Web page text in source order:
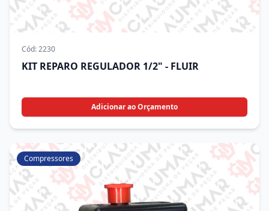
Cód:2230
KIT REPARO REGULADOR 1/2" - FLUIR
Adicionar ao Orçamento
Compressores